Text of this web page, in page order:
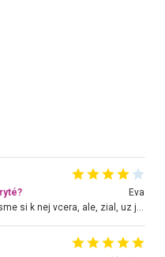
Eva
Hojdacka v Krpelanoch uz nie je, vysli sme si k nej vcera, ale, zial, uz je znicena. Ak sem planujete cestu len kvoli hojdacke, mozete si ju usetrit. Krasny vyhlad je tu vsak aj bez hojdacky :-)